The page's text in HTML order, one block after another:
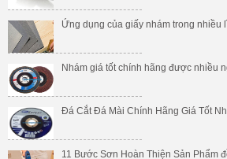
Ứng dụng của giấy nhám trong nhiều
Nhám giá tốt chính hãng được nhiều
Đá Cắt Đá Mài Chính Hãng Giá Tốt
11 Bước Sơn Hoàn Thiện Sản Phẩm